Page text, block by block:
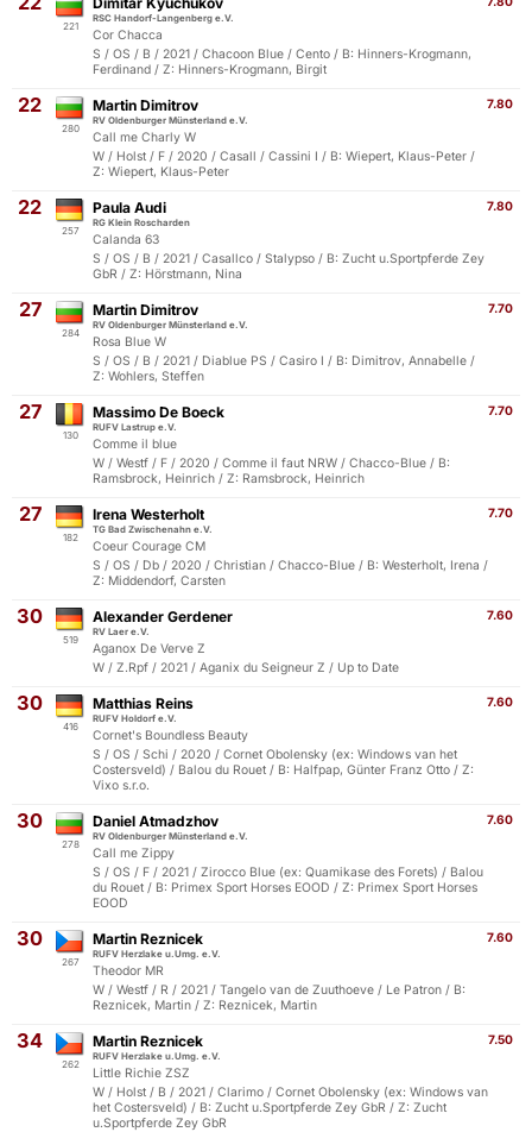
221
RSC Handorf-Langenberg e.V.
Cor Chacca
S / OS / B / 2021 / Chacoon Blue / Cento / B: Hinners-Krogmann,
Ferdinand / Z: Hinners-Krogmann, Birgit
22
280
7.80
Martin Dimitrov
RV Oldenburger Münsterland e.V.
Call me Charly W
W / Holst / F / 2020 / Casall / Cassini I / B: Wiepert, Klaus-Peter /
Z: Wiepert, Klaus-Peter
22
257
7.80
Paula Audi
RG Klein Roscharden
Calanda 63
S / OS / B / 2021 / Casallco / Stalypso / B: Zucht u.Sportpferde Zey
GbR / Z: Hörstmann, Nina
27
284
7.70
Martin Dimitrov
RV Oldenburger Münsterland e.V.
Rosa Blue W
S / OS / B / 2021 / Diablue PS / Casiro I / B: Dimitrov, Annabelle /
Z: Wohlers, Steffen
27
130
7.70
Massimo De Boeck
RUFV Lastrup e.V.
Comme il blue
W / Westf / F / 2020 / Comme il faut NRW / Chacco-Blue / B:
Ramsbrock, Heinrich / Z: Ramsbrock, Heinrich
27
182
7.70
Irena Westerholt
TG Bad Zwischenahn e.V.
Coeur Courage CM
S / OS / Db / 2020 / Christian / Chacco-Blue / B: Westerholt, Irena /
Z: Middendorf, Carsten
30
519
7.60
Alexander Gerdener
RV Laer e.V.
Aganox De Verve Z
W / Z.Rpf / 2021 / Aganix du Seigneur Z / Up to Date
30
416
7.60
Matthias Reins
RUFV Holdorf e.V.
Cornet's Boundless Beauty
S / OS / Schi / 2020 / Cornet Obolensky (ex: Windows van het
Costersveld) / Balou du Rouet / B: Halfpap, Günter Franz Otto / Z:
Vixo s.r.o.
30
278
7.60
Daniel Atmadzhov
RV Oldenburger Münsterland e.V.
Call me Zippy
S / OS / F / 2021 / Zirocco Blue (ex: Quamikase des Forets) / Balou
du Rouet / B: Primex Sport Horses EOOD / Z: Primex Sport Horses
EOOD
30
267
7.60
Martin Reznicek
RUFV Herzlake u.Umg. e.V.
Theodor MR
W / Westf / R / 2021 / Tangelo van de Zuuthoeve / Le Patron / B:
Reznicek, Martin / Z: Reznicek, Martin
34
262
7.50
Martin Reznicek
RUFV Herzlake u.Umg. e.V.
Little Richie ZSZ
W / Holst / B / 2021 / Clarimo / Cornet Obolensky (ex: Windows van
het Costersveld) / B: Zucht u.Sportpferde Zey GbR / Z: Zucht
u.Sportpferde Zey GbR